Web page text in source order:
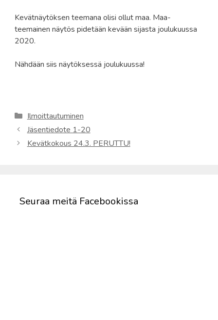
Kevätnäytöksen teemana olisi ollut maa. Maa-
teemainen näytös pidetään kevään sijasta joulukuussa
2020.
Nähdään siis näytöksessä joulukuussa!
Kategoriat
Ilmoittautuminen
Jäsentiedote 1-20
Kevätkokous 24.3. PERUTTU!
Seuraa meitä Facebookissa